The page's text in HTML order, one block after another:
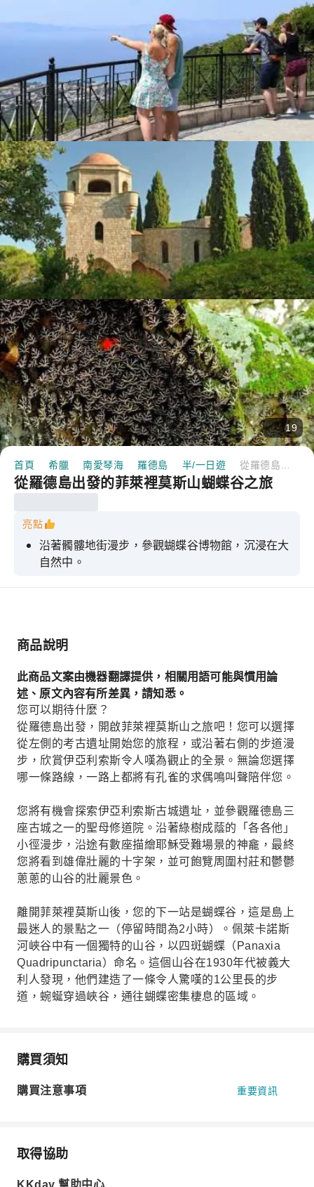
19
首頁 希臘 南愛琴海 羅德島 半/一日遊
從羅德島出發的菲萊裡莫斯山蝴蝶谷之旅
亮點
沿著髑髏地街漫步，參觀蝴蝶谷博物館，沉浸在大
自然中。
商品說明
此商品文案由機器翻譯提供，相關用語可能與慣用論
述、原文內容有所差異，請知悉。
您可以期待什麼？
從羅德島出發，開啟菲萊裡莫斯山之旅吧！您可以選擇
從左側的考古遺址開始您的旅程，或沿著右側的步道漫
步，欣賞伊亞利索斯令人嘆為觀止的全景。無論您選擇
哪一條路線，一路上都將有孔雀的求偶鳴叫聲陪伴您。
您將有機會探索伊亞利索斯古城遺址，並參觀羅德島三
座古城之一的聖母修道院。沿著綠樹成蔭的「各各他」
小徑漫步，沿途有數座描繪耶穌受難場景的神龕，最終
您將看到雄偉壯麗的十字架，並可飽覽周圍村莊和鬱鬱
蔥蔥的山谷的壯麗景色。
離開菲萊裡莫斯山後，您的下一站是蝴蝶谷，這是島上
最迷人的景點之一（停留時間為2小時）。佩萊卡諾斯
河峽谷中有一個獨特的山谷，以四斑蝴蝶（Panaxia
Quadripunctaria）命名。這個山谷在1930年代被義大
利人發現，他們建造了一條令人驚嘆的1公里長的步
道，蜿蜒穿過峽谷，通往蝴蝶密集棲息的區域。
購買須知
購買注意事項 重要資訊
取得協助
KKday 幫助中心